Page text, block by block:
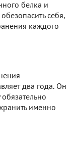
белка и
себя,
каждого
два года. Он
именно